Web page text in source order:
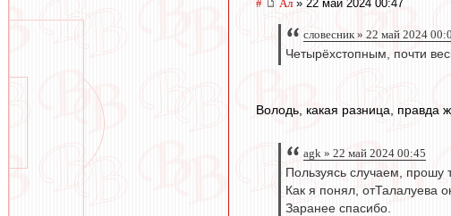
# Ал » 22 май 2024 00:47
словесник » 22 май 2024
Четырёхстопным, почти
Володь, какая разница, правда
agk » 22 май 2024 00:45
Пользуясь случаем, прошу
Как я понял, отТалалуева
Заранее спасибо.